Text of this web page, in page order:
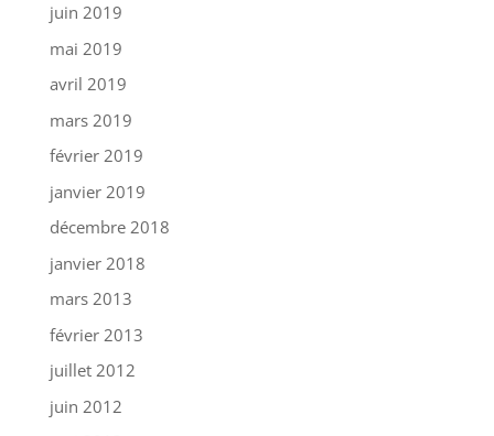
juin 2019
mai 2019
avril 2019
mars 2019
février 2019
janvier 2019
décembre 2018
janvier 2018
mars 2013
février 2013
juillet 2012
juin 2012